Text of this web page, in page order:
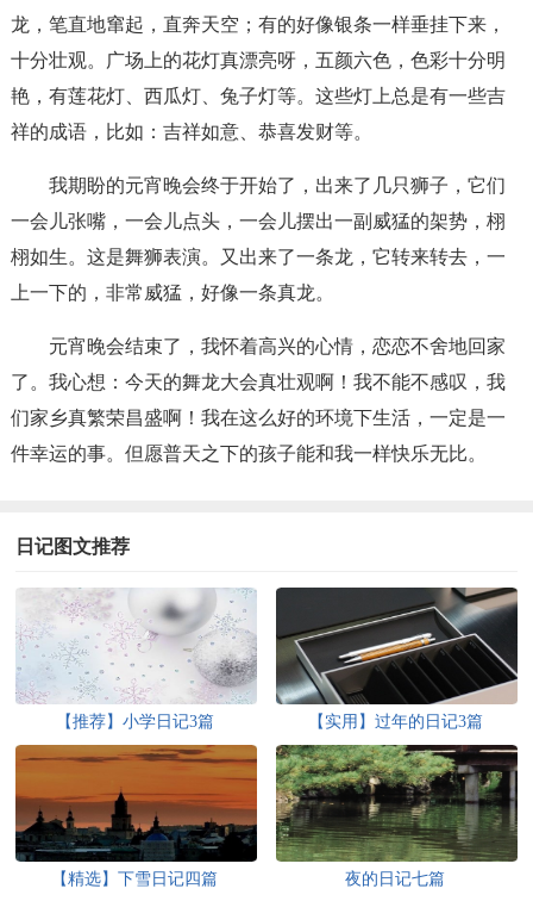
龙，笔直地窜起，直奔天空；有的好像银条一样垂挂下来，
十分壮观。广场上的花灯真漂亮呀，五颜六色，色彩十分明
艳，有莲花灯、西瓜灯、兔子灯等。这些灯上总是有一些吉
祥的成语，比如：吉祥如意、恭喜发财等。
我期盼的元宵晚会终于开始了，出来了几只狮子，它们
一会儿张嘴，一会儿点头，一会儿摆出一副威猛的架势，栩
栩如生。这是舞狮表演。又出来了一条龙，它转来转去，一
上一下的，非常威猛，好像一条真龙。
元宵晚会结束了，我怀着高兴的心情，恋恋不舍地回家
了。我心想：今天的舞龙大会真壮观啊！我不能不感叹，我
们家乡真繁荣昌盛啊！我在这么好的环境下生活，一定是一
件幸运的事。但愿普天之下的孩子能和我一样快乐无比。
日记图文推荐
【推荐】小学日记3篇 【实用】过年的日记3篇
【精选】下雪日记四篇 夜的日记七篇